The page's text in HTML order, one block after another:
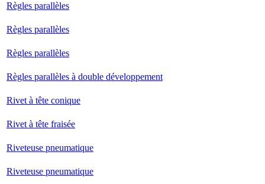
Règles parallèles
Règles parallèles
Règles parallèles
Règles parallèles à double développement
Rivet à tête conique
Rivet à tête fraisée
Riveteuse pneumatique
Riveteuse pneumatique